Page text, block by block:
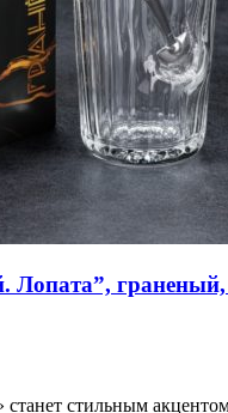
Лопата”, граненый,
стильным